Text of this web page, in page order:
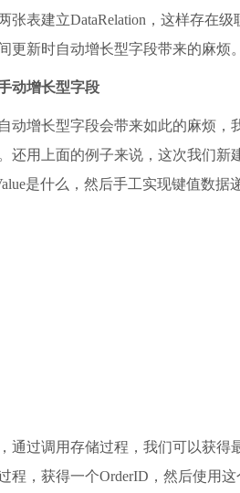
张表建立DataRelation，这样存在
更新时自动增长型字段带来的麻烦。
动增长型字段
动增长型字段会带来如此的麻烦
还用上面的例子来说，这次我们新
是什么，然后手工实现键值数据
通过调用存储过程，我们可以获得
程，获得一个OrderID，然后使用这